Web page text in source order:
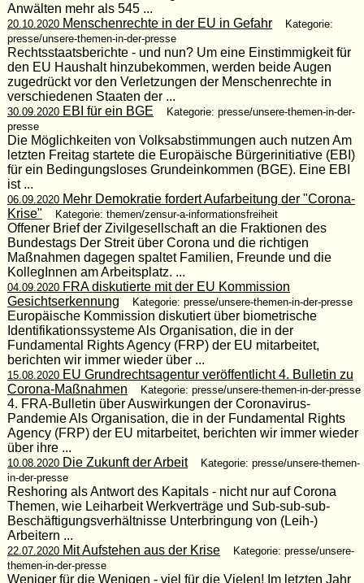
Anwälten mehr als 545 ...
20.10.2020Menschenrechte in der EU in Gefahr
Kategorie:
presse/unsere-themen-in-der-presse
Rechtsstaatsberichte - und nun? Um eine Einstimmigkeit für
den EU Haushalt hinzubekommen, werden beide Augen
zugedrückt vor den Verletzungen der Menschenrechte in
verschiedenen Staaten der ...
30.09.2020EBI für ein BGE
Kategorie: presse/unsere-themen-in-der-
presse
Die Möglichkeiten von Volksabstimmungen auch nutzen Am
letzten Freitag startete die Europäische Bürgerinitiative (EBI)
für ein Bedingungsloses Grundeinkommen (BGE). Eine EBI
ist ...
06.09.2020Mehr Demokratie fordert Aufarbeitung der "Corona-
Krise"
Kategorie: themen/zensur-a-informationsfreiheit
Offener Brief der Zivilgesellschaft an die Fraktionen des
Bundestags Der Streit über Corona und die richtigen
Maßnahmen dagegen spaltet Familien, Freunde und die
KollegInnen am Arbeitsplatz. ...
04.09.2020FRA diskutierte mit der EU Kommission
Gesichtserkennung
Kategorie: presse/unsere-themen-in-der-presse
Europäische Kommission diskutiert über biometrische
Identifikationssysteme Als Organisation, die in der
Fundamental Rights Agency (FRP) der EU mitarbeitet,
berichten wir immer wieder über ...
15.08.2020EU Grundrechtsagentur veröffentlicht 4. Bulletin zu
Corona-Maßnahmen
Kategorie: presse/unsere-themen-in-der-presse
4. FRA-Bulletin über Auswirkungen der Coronavirus-
Pandemie Als Organisation, die in der Fundamental Rights
Agency (FRP) der EU mitarbeitet, berichten wir immer wieder
über ihre ...
10.08.2020Die Zukunft der Arbeit
Kategorie: presse/unsere-themen-
in-der-presse
Reshoring als Antwort des Kapitals - nicht nur auf Corona
Themen, wie Leiharbeit Werkverträge und Sub-sub-sub-
Beschäftigungsverhältnisse Unterbringung von (Leih-)
Arbeitern ...
22.07.2020Mit Aufstehen aus der Krise
Kategorie: presse/unsere-
themen-in-der-presse
Weniger für die Wenigen - viel für die Vielen! Im letzten Jahr